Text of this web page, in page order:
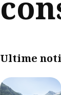
Ultime